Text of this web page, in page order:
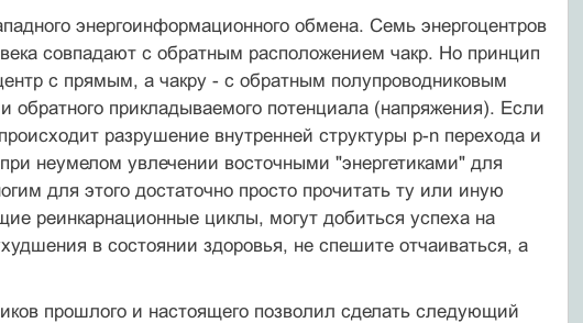
энергоинформационного обмена. Семь энергоцентров
совпадают с обратным расположением чакр. Но принцип
с прямым, а чакру - с обратным полупроводниковым
прикладываемого потенциала (напряжения). Если
разрушение внутренней структуры p-n перехода и
неумелом увлечении восточными "энергетиками" для
для этого достаточно просто прочитать ту или иную
реинкарнационные циклы, могут добиться успеха на
в состоянии здоровья, не спешите отчаиваться, а
прошлого и настоящего позволил сделать следующий